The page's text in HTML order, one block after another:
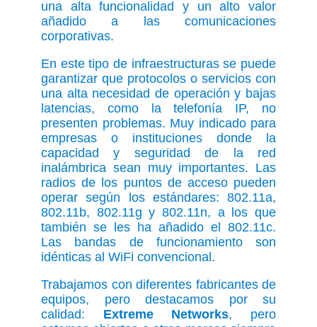
una alta funcionalidad y un alto valor
añadido a las comunicaciones
corporativas.
En este tipo de infraestructuras se puede
garantizar que protocolos o servicios con
una alta necesidad de operación y bajas
latencias, como la telefonía IP, no
presenten problemas. Muy indicado para
empresas o instituciones donde la
capacidad y seguridad de la red
inalámbrica sean muy importantes. Las
radios de los puntos de acceso pueden
operar según los estándares: 802.11a,
802.11b, 802.11g y 802.11n, a los que
también se les ha añadido el 802.11c.
Las bandas de funcionamiento son
idénticas al WiFi convencional.
Trabajamos con diferentes fabricantes de
equipos, pero destacamos por su
calidad: Extreme Networks, pero